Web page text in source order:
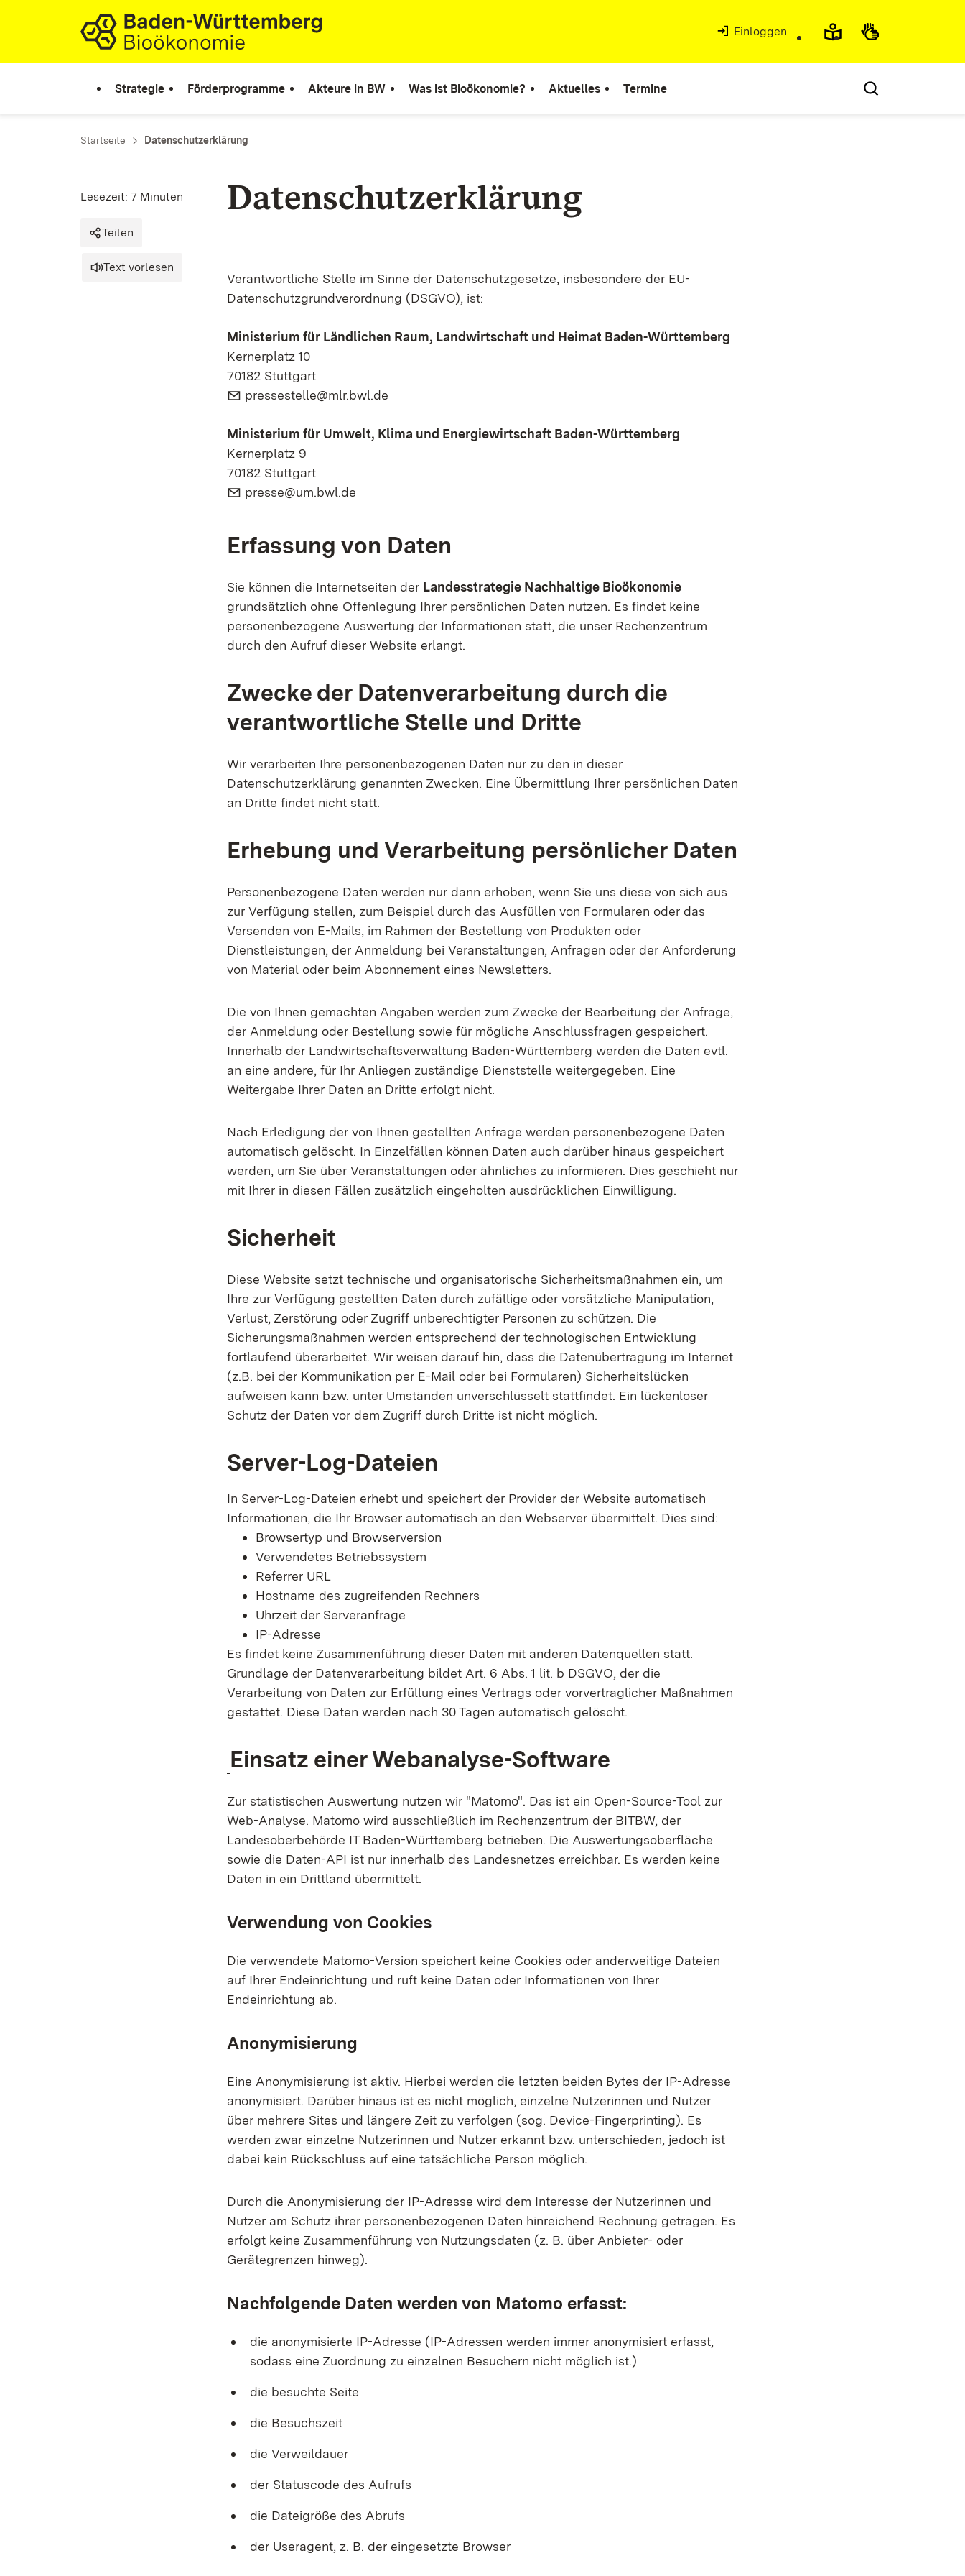
Zum Inhalt springen
Link zur Startseite
Einloggen
Strategie Förderprogramme Akteure in BW Was ist Bioökonomie? Aktuelles Termine
Startseite Datenschutzerklärung
Datenschutzerklärung
Lesezeit: 7 Minuten
Teilen
Text vorlesen
Verantwortliche Stelle im Sinne der Datenschutzgesetze, insbesondere der EU-
Datenschutzgrundverordnung (DSGVO), ist:
Ministerium für Ländlichen Raum, Landwirtschaft und Heimat Baden-Württemberg
Kernerplatz 10
70182 Stuttgart
E-Mail:
pressestelle@mlr.bwl.de
Ministerium für Umwelt, Klima und Energiewirtschaft Baden-Württemberg
Kernerplatz 9
70182 Stuttgart
E-Mail:
presse@um.bwl.de
Erfassung von Daten
Sie können die Internetseiten der Landesstrategie Nachhaltige Bioökonomie
grundsätzlich ohne Offenlegung Ihrer persönlichen Daten nutzen. Es findet keine
personenbezogene Auswertung der Informationen statt, die unser Rechenzentrum
durch den Aufruf dieser Website erlangt.
Zwecke der Datenverarbeitung durch die
verantwortliche Stelle und Dritte
Wir verarbeiten Ihre personenbezogenen Daten nur zu den in dieser
Datenschutzerklärung genannten Zwecken. Eine Übermittlung Ihrer persönlichen Daten
an Dritte findet nicht statt.
Erhebung und Verarbeitung persönlicher Daten
Personenbezogene Daten werden nur dann erhoben, wenn Sie uns diese von sich aus
zur Verfügung stellen, zum Beispiel durch das Ausfüllen von Formularen oder das
Versenden von E-Mails, im Rahmen der Bestellung von Produkten oder
Dienstleistungen, der Anmeldung bei Veranstaltungen, Anfragen oder der Anforderung
von Material oder beim Abonnement eines Newsletters.
Die von Ihnen gemachten Angaben werden zum Zwecke der Bearbeitung der Anfrage,
der Anmeldung oder Bestellung sowie für mögliche Anschlussfragen gespeichert.
Innerhalb der Landwirtschaftsverwaltung Baden-Württemberg werden die Daten evtl.
an eine andere, für Ihr Anliegen zuständige Dienststelle weitergegeben. Eine
Weitergabe Ihrer Daten an Dritte erfolgt nicht.
Nach Erledigung der von Ihnen gestellten Anfrage werden personenbezogene Daten
automatisch gelöscht. In Einzelfällen können Daten auch darüber hinaus gespeichert
werden, um Sie über Veranstaltungen oder ähnliches zu informieren. Dies geschieht nur
mit Ihrer in diesen Fällen zusätzlich eingeholten ausdrücklichen Einwilligung.
Sicherheit
Diese Website setzt technische und organisatorische Sicherheitsmaßnahmen ein, um
Ihre zur Verfügung gestellten Daten durch zufällige oder vorsätzliche Manipulation,
Verlust, Zerstörung oder Zugriff unberechtigter Personen zu schützen. Die
Sicherungsmaßnahmen werden entsprechend der technologischen Entwicklung
fortlaufend überarbeitet. Wir weisen darauf hin, dass die Datenübertragung im Internet
(z.B. bei der Kommunikation per E-Mail oder bei Formularen) Sicherheitslücken
aufweisen kann bzw. unter Umständen unverschlüsselt stattfindet. Ein lückenloser
Schutz der Daten vor dem Zugriff durch Dritte ist nicht möglich.
Server-Log-Dateien
In Server-Log-Dateien erhebt und speichert der Provider der Website automatisch
Informationen, die Ihr Browser automatisch an den Webserver übermittelt. Dies sind:
Browsertyp und Browserversion
Verwendetes Betriebssystem
Referrer URL
Hostname des zugreifenden Rechners
Uhrzeit der Serveranfrage
IP-Adresse
Es findet keine Zusammenführung dieser Daten mit anderen Datenquellen statt.
Grundlage der Datenverarbeitung bildet Art. 6 Abs. 1 lit. b DSGVO, der die
Verarbeitung von Daten zur Erfüllung eines Vertrags oder vorvertraglicher Maßnahmen
gestattet. Diese Daten werden nach 30 Tagen automatisch gelöscht.
Einsatz einer Webanalyse-Software
Zur statistischen Auswertung nutzen wir "Matomo". Das ist ein Open-Source-Tool zur
Web-Analyse. Matomo wird ausschließlich im Rechenzentrum der BITBW, der
Landesoberbehörde IT Baden-Württemberg betrieben. Die Auswertungsoberfläche
sowie die Daten-API ist nur innerhalb des Landesnetzes erreichbar. Es werden keine
Daten in ein Drittland übermittelt.
Verwendung von Cookies
Die verwendete Matomo-Version speichert keine Cookies oder anderweitige Dateien
auf Ihrer Endeinrichtung und ruft keine Daten oder Informationen von Ihrer
Endeinrichtung ab.
Anonymisierung
Eine Anonymisierung ist aktiv. Hierbei werden die letzten beiden Bytes der IP-Adresse
anonymisiert. Darüber hinaus ist es nicht möglich, einzelne Nutzerinnen und Nutzer
über mehrere Sites und längere Zeit zu verfolgen (sog. Device-Fingerprinting). Es
werden zwar einzelne Nutzerinnen und Nutzer erkannt bzw. unterschieden, jedoch ist
dabei kein Rückschluss auf eine tatsächliche Person möglich.
Durch die Anonymisierung der IP-Adresse wird dem Interesse der Nutzerinnen und
Nutzer am Schutz ihrer personenbezogenen Daten hinreichend Rechnung getragen. Es
erfolgt keine Zusammenführung von Nutzungsdaten (z. B. über Anbieter- oder
Gerätegrenzen hinweg).
Nachfolgende Daten werden von Matomo erfasst:
die anonymisierte IP-Adresse (IP-Adressen werden immer anonymisiert erfasst,
sodass eine Zuordnung zu einzelnen Besuchern nicht möglich ist.)
die besuchte Seite
die Besuchszeit
die Verweildauer
der Statuscode des Aufrufs
die Dateigröße des Abrufs
der Useragent, z. B. der eingesetzte Browser